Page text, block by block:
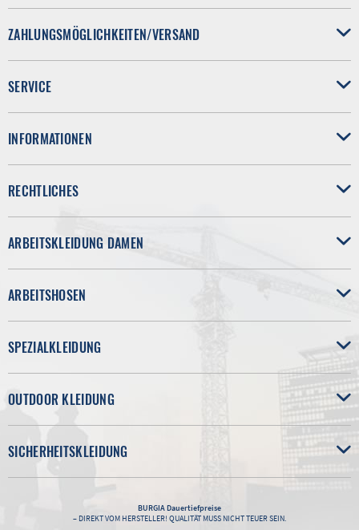
ZAHLUNGSMÖGLICHKEITEN/VERSAND
SERVICE
INFORMATIONEN
RECHTLICHES
ARBEITSKLEIDUNG DAMEN
ARBEITSHOSEN
SPEZIALKLEIDUNG
OUTDOOR KLEIDUNG
SICHERHEITSKLEIDUNG
BURGIADauertiefpreise
– DIREKT VOM HERSTELLER! QUALITÄT MUSS NICHT TEUER SEIN.